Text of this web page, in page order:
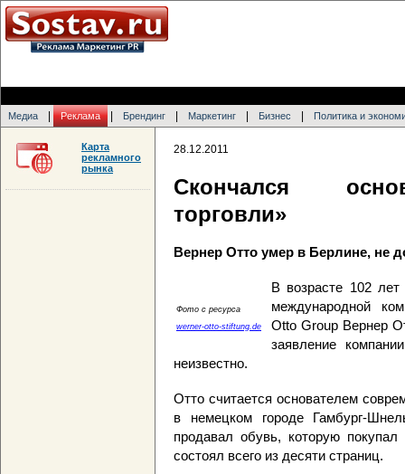
Медиа Реклама Брендинг Маркетинг Бизнес Политика и
28.12.2011
Скончался
торговли»
Вернер Отто умер в Берлине, не
Фото c ресурса
werner-otto-stiftung.de
В возрасте 102 лет
международной
Otto Group Вернер
заявление
неизвестно.
Отто считается основателем
в немецком городе Гамбург-
продавал обувь, которую
состоял всего из десяти страниц.
Карта
рекламного
рынка